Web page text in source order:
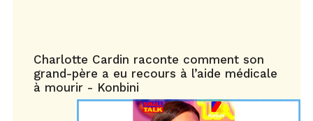
Charlotte Cardin raconte comment son
grand-père a eu recours à l’aide médicale
à mourir - Konbini